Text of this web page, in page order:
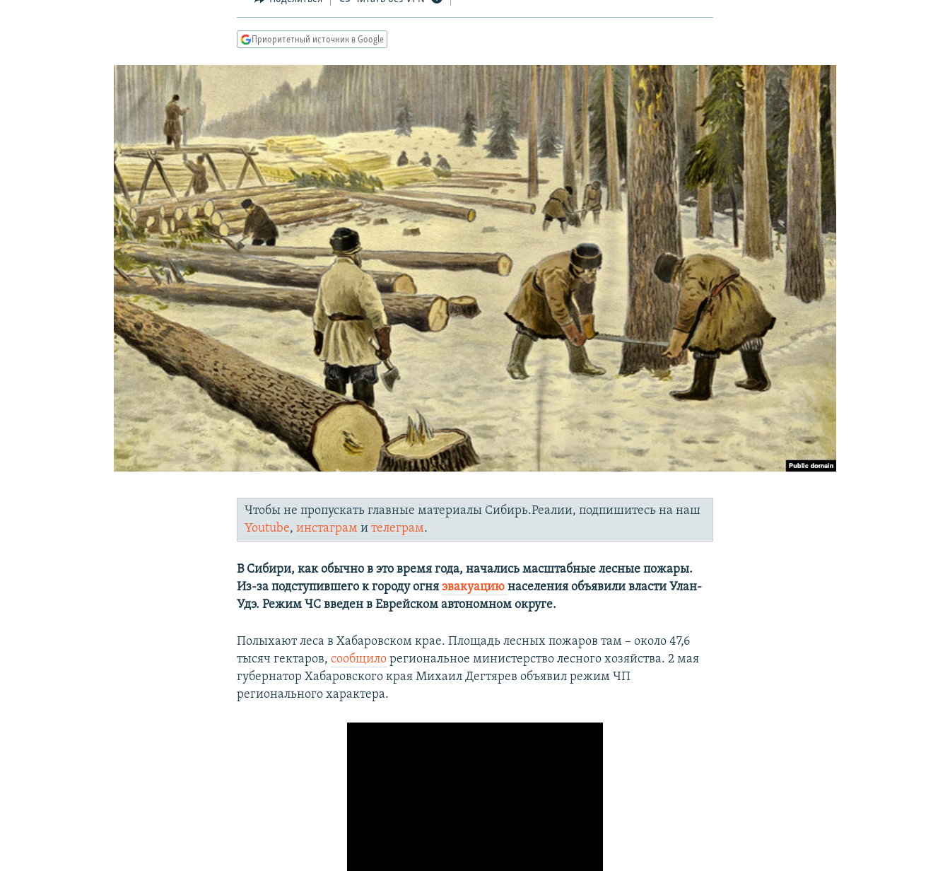
Приоритетный источник в Google
Чтобы не пропускать главные материалы Сибирь.Реалии, подпишитесь на наш
Youtube,инстаграм ителеграм.
В Сибири, как обычно в это время года, начались масштабные лесные пожары.
Из-за подступившего к городу огняэвакуациюнаселения объявили власти Улан-
Удэ. Режим ЧС введен в Еврейском автономном округе.
Полыхают леса в Хабаровском крае. Площадь лесных пожаров там – около 47,6
тысяч гектаров,сообщило региональное министерство лесного хозяйства. 2 мая
губернатор Хабаровского края Михаил Дегтярев объявил режим ЧП
регионального характера.